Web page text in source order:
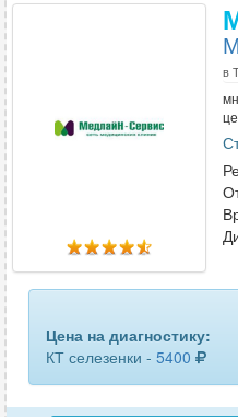
в
Цена на диагностику:
КТ селезенки - 5400